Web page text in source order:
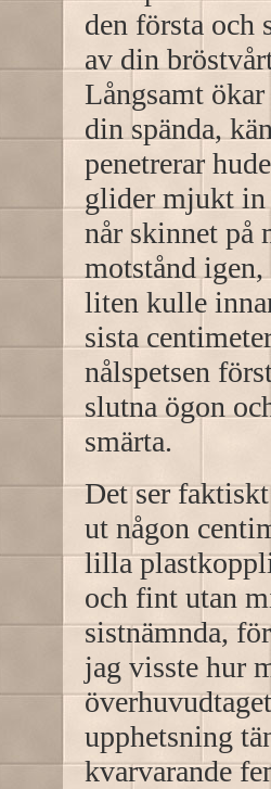
den första och
av din
Långsamt
din spända,
penetrerar
glider mjukt in
når skinnet på
motstånd
liten kulle
sista
nålspetsen
slutna ögon
smärta.
Det ser
ut någon
lilla
och fint utan
sistnämnda,
jag visste hur
upphetsning
kvarvarande